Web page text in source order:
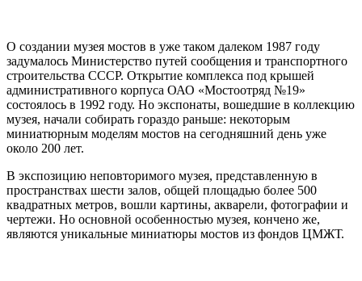
О создании музея мостов в уже таком далеком 1987 году
задумалось Министерство путей сообщения и транспортного
строительства СССР. Открытие комплекса под крышей
административного корпуса ОАО «Мостоотряд №19»
состоялось в 1992 году. Но экспонаты, вошедшие в коллекцию
музея, начали собирать гораздо раньше: некоторым
миниатюрным моделям мостов на сегодняшний день уже
около 200 лет.
В экспозицию неповторимого музея, представленную в
пространствах шести залов, общей площадью более 500
квадратных метров, вошли картины, акварели, фотографии и
чертежи. Но основной особенностью музея, кончено же,
являются уникальные миниатюры мостов из фондов ЦМЖТ.